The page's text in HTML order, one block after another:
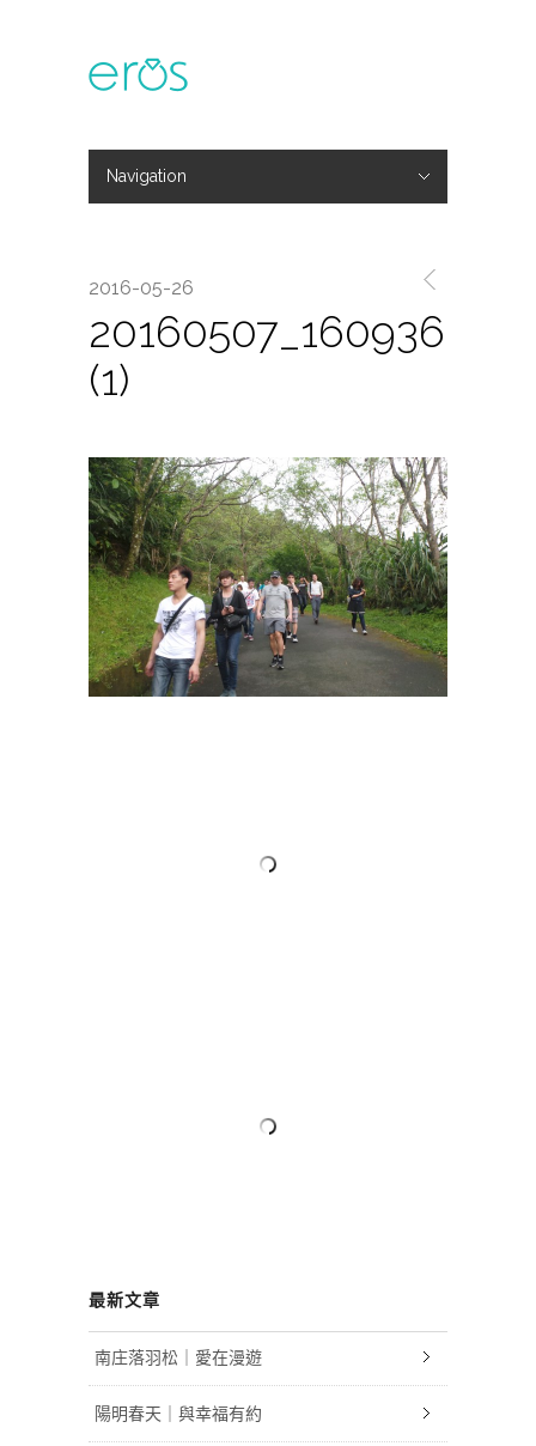
Navigation
2016-05-26
20160507_160936
(1)
最新文章
南庄落羽松｜愛在漫遊
陽明春天｜與幸福有約